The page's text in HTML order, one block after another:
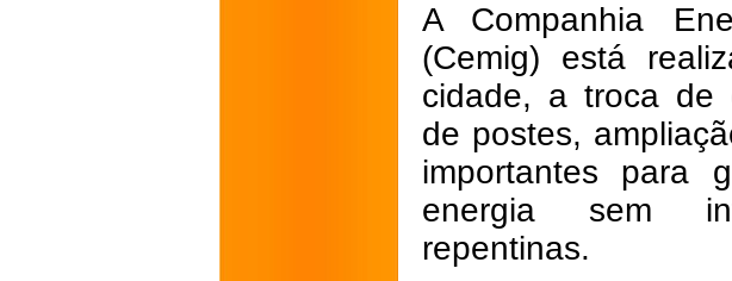
A Companhia
(Cemig) está
cidade, a troca de
de postes,
importantes para
energia sem
repentinas.